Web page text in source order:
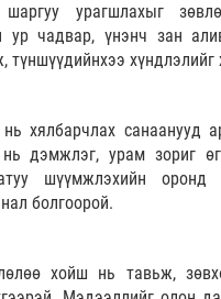
урагшлахыг
ур чадвар, үнэнч зан
түншүүдийнхээ хүндлэлийг
хялбарчлах санаанууд
дэмжлэг, урам зориг
шүүмжлэхийн оронд
болгоорой.
хойш нь тавьж,